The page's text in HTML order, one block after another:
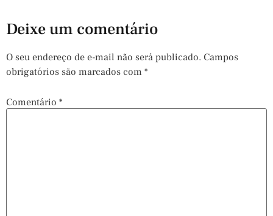
Deixe um comentário
O seu endereço de e-mail não será publicado. Campos
obrigatórios são marcados com *
Comentário *